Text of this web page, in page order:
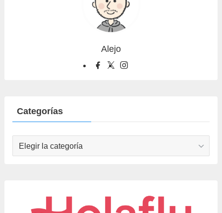
Alejo
Categorías
Categorías